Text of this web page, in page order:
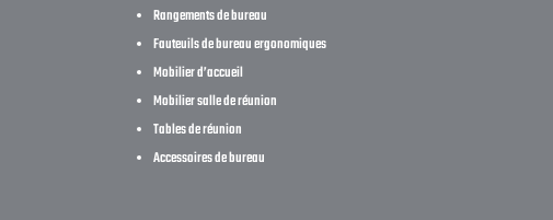
Rangements de bureau
Fauteuils de bureau ergonomiques
Mobilier d’accueil
Mobilier salle de réunion
Tables de réunion
Accessoires de bureau